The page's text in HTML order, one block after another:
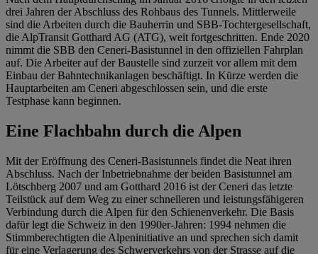
drei Jahren der Abschluss des Rohbaus des Tunnels. Mittlerweile
sind die Arbeiten durch die Bauherrin und SBB-Tochtergesellschaft,
die AlpTransit Gotthard AG (ATG), weit fortgeschritten. Ende 2020
nimmt die SBB den Ceneri-Basistunnel in den offiziellen Fahrplan
auf. Die Arbeiter auf der Baustelle sind zurzeit vor allem mit dem
Einbau der Bahntechnikanlagen beschäftigt. In Kürze werden die
Hauptarbeiten am Ceneri abgeschlossen sein, und die erste
Testphase kann beginnen.
Eine Flachbahn durch die Alpen
Mit der Eröffnung des Ceneri-Basistunnels findet die Neat ihren
Abschluss. Nach der Inbetriebnahme der beiden Basistunnel am
Lötschberg 2007 und am Gotthard 2016 ist derCeneri das letzte
Teilstück auf dem Weg zu einer schnelleren und leistungsfähigeren
Verbindung durch die Alpen für den Schienenverkehr. Die Basis
dafür legt die Schweiz in den 1990er-Jahren: 1994 nehmen die
Stimmberechtigten die Alpeninitiative an und sprechen sich damit
für eine Verlagerung des Schwerverkehrs von der Strasse auf die